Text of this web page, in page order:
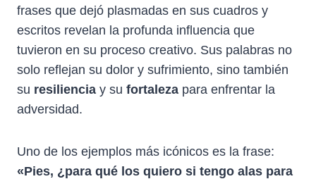
frases que dejó plasmadas en sus cuadros y
escritos revelan la profunda influencia que
tuvieron en su proceso creativo. Sus palabras no
solo reflejan su dolor y sufrimiento, sino también
su resiliencia y su fortaleza para enfrentar la
adversidad.
Uno de los ejemplos más icónicos es la frase:
«Pies, ¿para qué los quiero si tengo alas para